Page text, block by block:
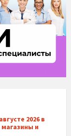
2026 в
и